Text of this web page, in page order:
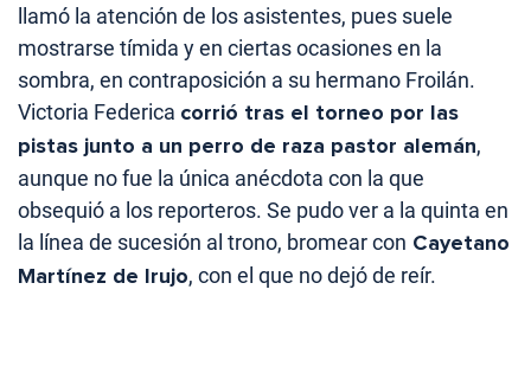
llamó la atención de los asistentes, pues suele
mostrarse tímida y en ciertas ocasiones en la
sombra, en contraposición a su hermano Froilán.
Victoria Federica corrió tras el torneo por las
pistas junto a un perro de raza pastor alemán,
aunque no fue la única anécdota con la que
obsequió a los reporteros. Se pudo ver a la quinta en
la línea de sucesión al trono, bromear con Cayetano
Martínez de Irujo, con el que no dejó de reír.